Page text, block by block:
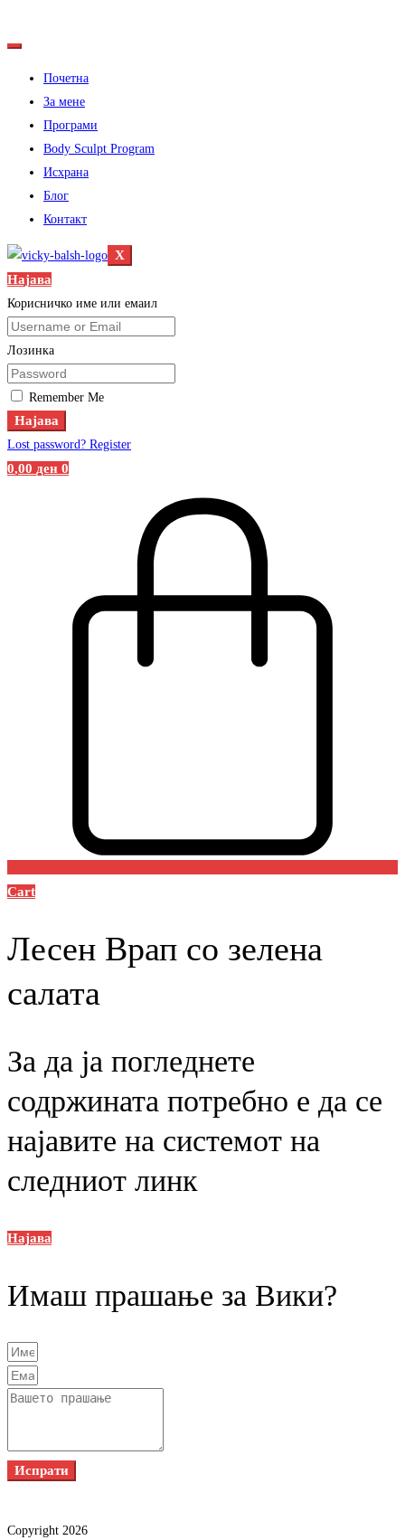
Почетна
За мене
Програми
Body Sculpt Program
Исхрана
Блог
Контакт
X
Најава
Корисничко име или емаил
Лозинка
Remember Me
Најава
Lost password? Register
0,00 ден 0
Cart
Лесен Врап со зелена
салата
За да ја погледнете
содржината потребно е да се
најавите на системот на
следниот линк
Најава
Имаш прашање за Вики?
Испрати
Copyright 2026